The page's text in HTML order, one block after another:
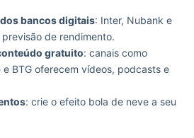
bancos digitais: Inter, Nubank e
de rendimento.
gratuito: canais como
e BTG oferecem vídeos, podcasts e
: crie o efeito bola de neve a seu